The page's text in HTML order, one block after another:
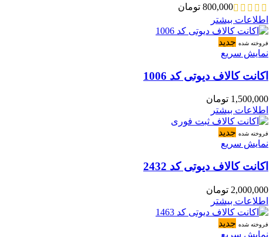
800,000 تومان
اطلاعات بیشتر
فروخته شده جدید
نمایش سریع
اکانت کالاف دیوتی کد 1006
1,500,000 تومان
اطلاعات بیشتر
فروخته شده جدید
نمایش سریع
اکانت کالاف دیوتی کد 2432
2,000,000 تومان
اطلاعات بیشتر
فروخته شده جدید
نمایش سریع